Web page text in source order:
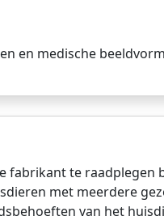
en medische
fabrikant te
met meerdere
van het